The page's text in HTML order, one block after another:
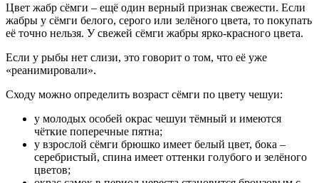
Цвет жабр сёмги – ещё один верный признак свежести. Если
жабры у сёмги белого, серого или зелёного цвета, то покупать
её точно нельзя. У свежей сёмги жабры ярко-красного цвета.
Если у рыбы нет слизи, это говорит о том, что её уже
«реанимировали».
Сходу можно определить возраст сёмги по цвету чешуи:
у молодых особей окрас чешуи тёмный и имеются
чёткие поперечные пятна;
у взрослой сёмги брюшко имеет белый цвет, бока –
серебристый, спина имеет оттенки голубого и зелёного
цветов;